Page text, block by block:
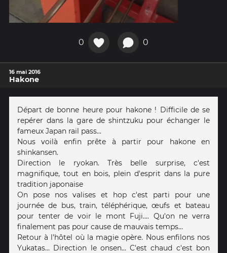
0 0
16 mai 2016
Hakone
Départ de bonne heure pour hakone ! Difficile de se
repérer dans la gare de shintzuku pour échanger le
fameux Japan rail pass...
Nous voilà enfin prête à partir pour hakone en
shinkansen.
Direction le ryokan. Très belle surprise, c'est
magnifique, tout en bois, plein d'esprit dans la pure
tradition japonaise
On pose nos valises et hop c'est parti pour une
journée de bus, train, téléphérique, œufs et bateau
pour tenter de voir le mont Fuji.... Qu'on ne verra
finalement pas pour cause de mauvais temps...
Retour à l'hôtel où la magie opère. Nous enfilons nos
Yukatas... Direction le onsen... C'est chaud c'est bon